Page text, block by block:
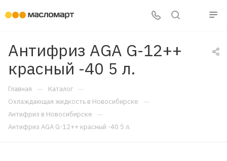
Антифриз AGA G-12++
красный -40 5 л.
Главная — Каталог —
Охлаждающая жидкость в Новосибирске —
Антифриз в Новосибирске —
Антифриз AGA G-12++ красный -40 5 л.